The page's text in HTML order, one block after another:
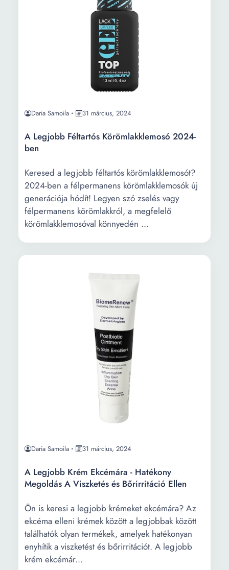
Daria Samoila 31 március, 2024
A Legjobb Féltartós Körömlakklemosó 2024-
ben
Keresed a legjobb féltartós körömlakklemosót?
2024-ben a félpermanens körömlakklemosók új
generációja hódít! Legyen szó zselés vagy
félpermanens körömlakkról, a megfelelő
körömlakklemosóval könnyedén ...
Daria Samoila 31 március, 2024
A Legjobb Krém Ekcémára - Hatékony
Megoldás A Viszketés és Bőrirritáció Ellen
Ön is keresi a legjobb krémeket ekcémára? Az
ekcéma elleni krémek között a legjobbak között
találhatók olyan termékek, amelyek hatékonyan
enyhítik a viszketést és bőrirritációt. A legjobb
krém ekcémár...